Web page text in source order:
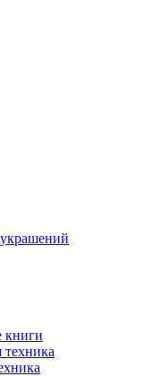
книги